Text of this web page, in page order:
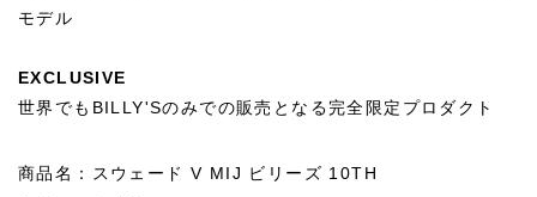
モデル
EXCLUSIVE
世界でもBILLY'Sのみでの販売となる完全限定プロダクト
商品名：スウェード V MIJ ビリーズ 10TH